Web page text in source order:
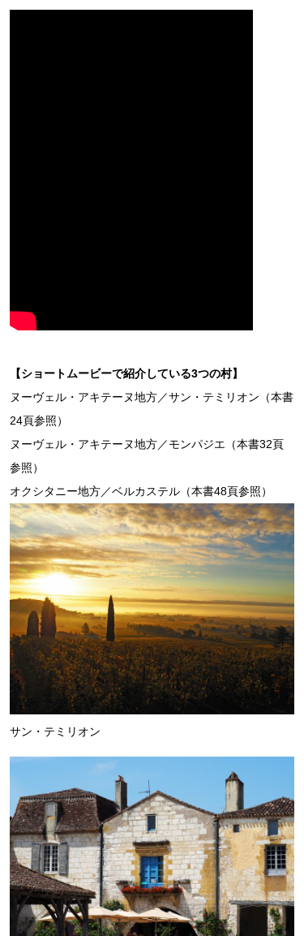
【ショートムービーで紹介している3つの村】
ヌーヴェル・アキテーヌ地方／サン・テミリオン（本書
24頁参照）
ヌーヴェル・アキテーヌ地方／モンパジエ（本書32頁
参照）
オクシタニー地方／ベルカステル（本書48頁参照）
サン・テミリオン